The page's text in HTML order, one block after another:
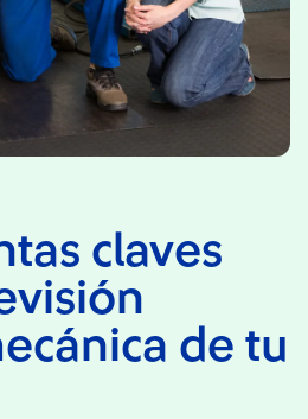
claves
de tu